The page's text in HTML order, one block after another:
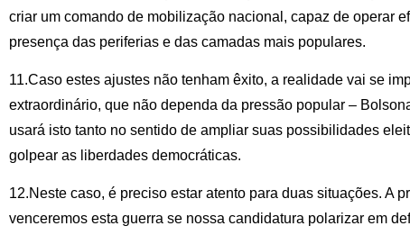
criar um comando de mobilização nacional, capaz de operar
presença das periferias e das camadas mais populares.
11.Caso estes ajustes não tenham êxito, a realidade vai se
extraordinário, que não dependa da pressão popular –
usará isto tanto no sentido de ampliar suas possibilidades
golpear as liberdades democráticas.
12.Neste caso, é preciso estar atento para duas situações. A
venceremos esta guerra se nossa candidatura polarizar em